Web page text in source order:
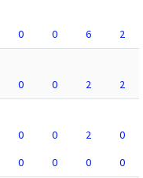
0 0 6
2
0 0 2
2
0 0 2
0
0 0 0
0